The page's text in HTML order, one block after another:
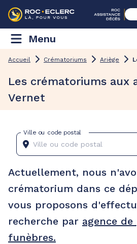
Menu
Accueil Crématoriums Ariège
Les crématoriums aux
Vernet
Ville ou code postal
Actuellement, nous
crématorium dans ce
vous proposons
recherche par agence de
funèbres.